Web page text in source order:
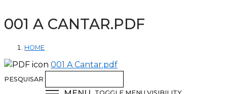
001 A CANTAR.PDF
HOME
001 A Cantar.pdf
PESQUISAR